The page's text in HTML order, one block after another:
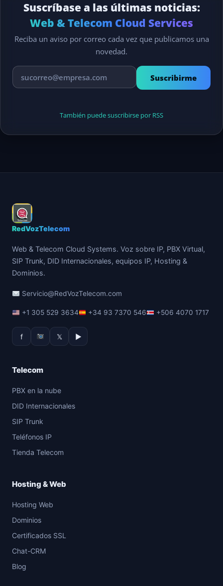
Suscríbase a las últimas noticias:
Web & Telecom Cloud Services
Reciba un aviso por correo cada vez que publicamos una
novedad.
Suscribirme
También puede suscribirse por RSS
RedVozTelecom
Web & Telecom Cloud Systems. Voz sobre IP, PBX Virtual,
SIP Trunk, DID Internacionales, equipos IP, Hosting &
Dominios.
Servicio@RedVozTelecom.com
+1 305 529 3634 +34 93 7370 546 +506 4070 1717
f 𝕏 ▶
Telecom
PBX en la nube
DID Internacionales
SIP Trunk
Teléfonos IP
Tienda Telecom
Hosting & Web
Hosting Web
Dominios
Certificados SSL
Chat-CRM
Blog